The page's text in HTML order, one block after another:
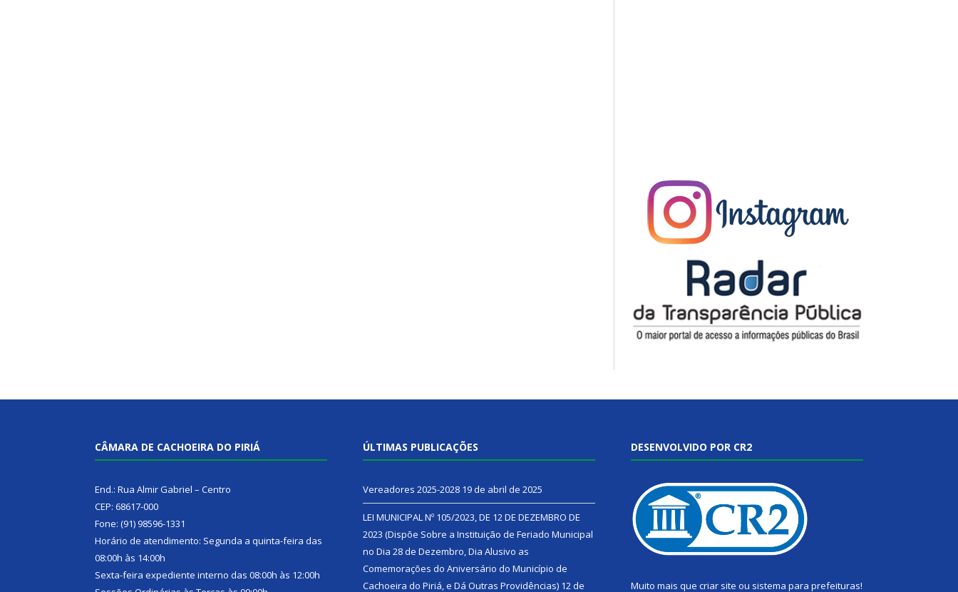
CÂMARA DE CACHOEIRA DO PIRIÁ
End.: Rua Almir Gabriel – Centro
CEP: 68617-000
Fone: (91) 98596-1331
Horário de atendimento: Segunda a quinta-feira das
08:00h às 14:00h
Sexta-feira expediente interno das 08:00h às 12:00h
ÚLTIMAS PUBLICAÇÕES
Vereadores 2025-2028 19 de abril de 2025
LEI MUNICIPAL Nº 105/2023, DE 12 DE DEZEMBRO DE
2023 (Dispõe Sobre a Instituição de Feriado Municipal
no Dia 28 de Dezembro, Dia Alusivo as
Comemorações do Aniversário do Município de
Cachoeira do Piriá, e Dá Outras Providências) 12 de
DESENVOLVIDO POR CR2
Muito mais que criar site ou sistema para prefeituras!